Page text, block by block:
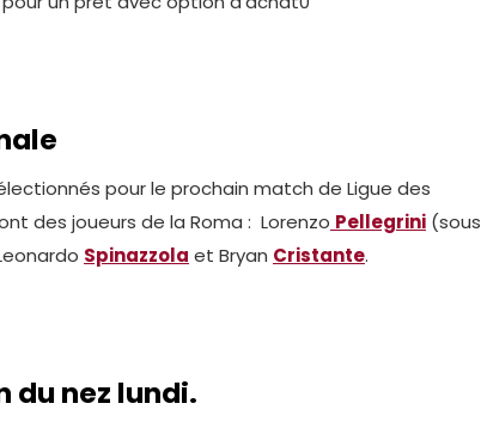
pour le prochain match de Ligue des
des joueurs de la Roma : Lorenzo Pellegrini (sous
Spinazzola et Bryan Cristante.
du nez lundi.